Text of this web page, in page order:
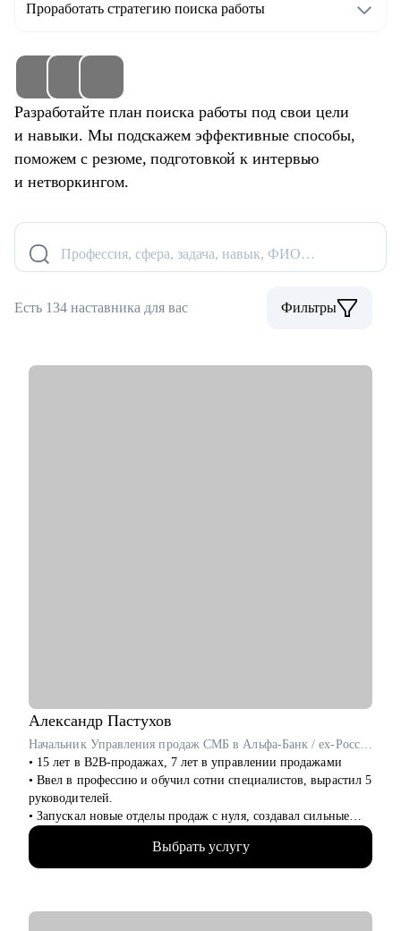
Проработать стратегию поиска работы
Разработайте план поиска работы под свои цели
и навыки. Мы подскажем эффективные способы,
поможем с резюме, подготовкой к интервью
и нетворкингом.
Профессия, сфера, задача, навык, ФИО…
Есть 134 наставника для вас Фильтры
Александр Пастухов
Начальник Управления продаж СМБ в Альфа-Банк / ex-Россельхозбанк, Русфинанс Банк
• 15 лет в B2B-продажах, 7 лет в управлении продажами
• Ввел в профессию и обучил сотни специалистов, вырастил 5
руководителей.
• Запускал новые отделы продаж с нуля, создавал сильные
команды.
руководителей.
Выбрать услугу